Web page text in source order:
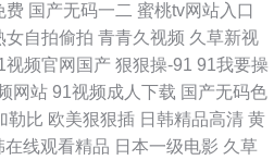
产伪娘在线 国产区熟女丝袜
费 国产无码一二 蜜桃tv网站入口
女自拍偷拍 青青久视频 久草新视
视频官网国产 狠狠操-91 91我要操
网站 91视频成人下载 国产无码色
勒比 欧美狠狠插 日韩精品高清 黄
在线观看精品 日本一级电影 久草